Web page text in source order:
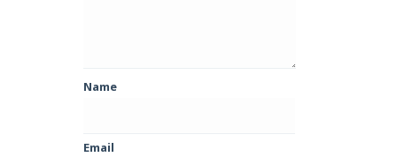
Name
Email